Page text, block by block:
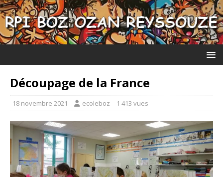
Découpage de la France
18 novembre 2021 ecoleboz 1 413 vues